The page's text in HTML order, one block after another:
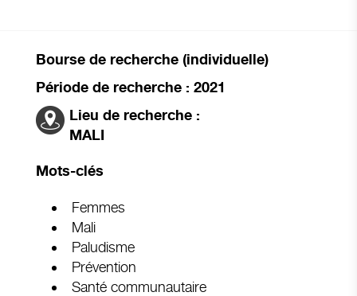
Bourse de recherche (individuelle)
Période de recherche : 2021
Lieu de recherche :
MALI
Mots-clés
Femmes
Mali
Paludisme
Prévention
Santé communautaire